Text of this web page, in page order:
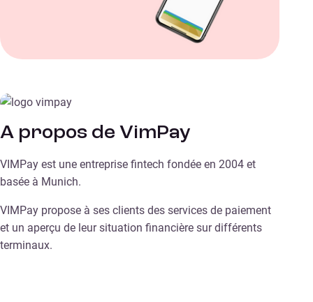
A propos de VimPay
VIMPay est une entreprise fintech fondée en 2004 et
basée à Munich.
VIMPay propose à ses clients des services de paiement
et un aperçu de leur situation financière sur différents
terminaux.